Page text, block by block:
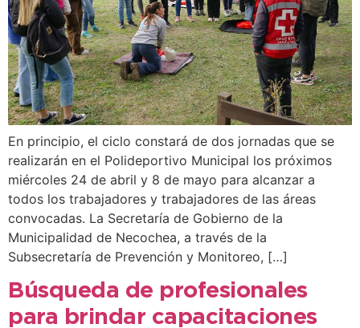
En principio, el ciclo constará de dos jornadas que se
realizarán en el Polideportivo Municipal los próximos
miércoles 24 de abril y 8 de mayo para alcanzar a
todos los trabajadores y trabajadores de las áreas
convocadas. La Secretaría de Gobierno de la
Municipalidad de Necochea, a través de la
Subsecretaría de Prevención y Monitoreo, […]
Búsqueda de profesionales
para brindar capacitaciones